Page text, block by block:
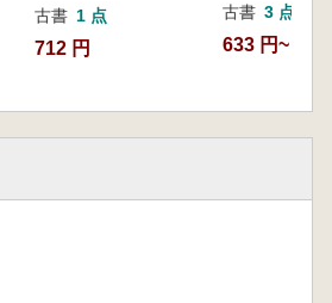
古書 1 点
712 円
古書 3 点
633 円~